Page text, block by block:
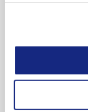
Meldung